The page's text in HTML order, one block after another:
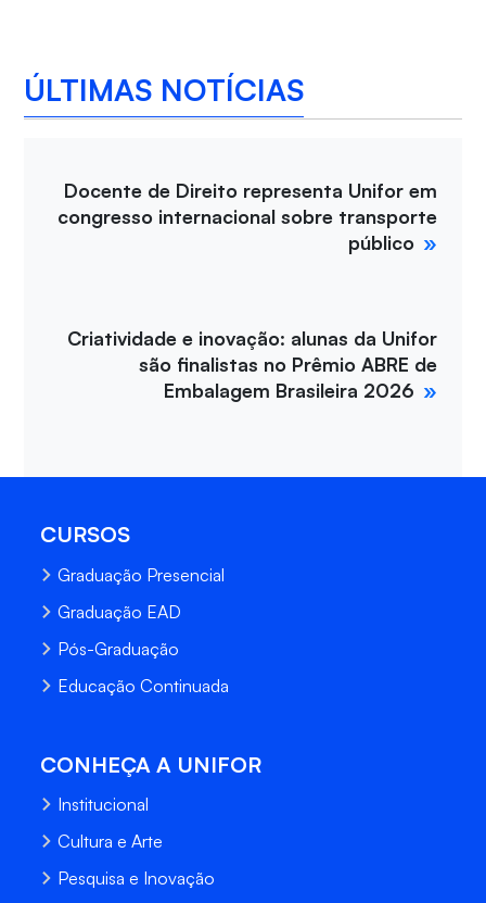
ÚLTIMAS NOTÍCIAS
Docente de Direito representa Unifor em
congresso internacional sobre transporte
público
Criatividade e inovação: alunas da Unifor
são finalistas no Prêmio ABRE de
Embalagem Brasileira 2026
CURSOS
Graduação Presencial
Graduação EAD
Pós-Graduação
Educação Continuada
CONHEÇA A UNIFOR
Institucional
Cultura e Arte
Pesquisa e Inovação